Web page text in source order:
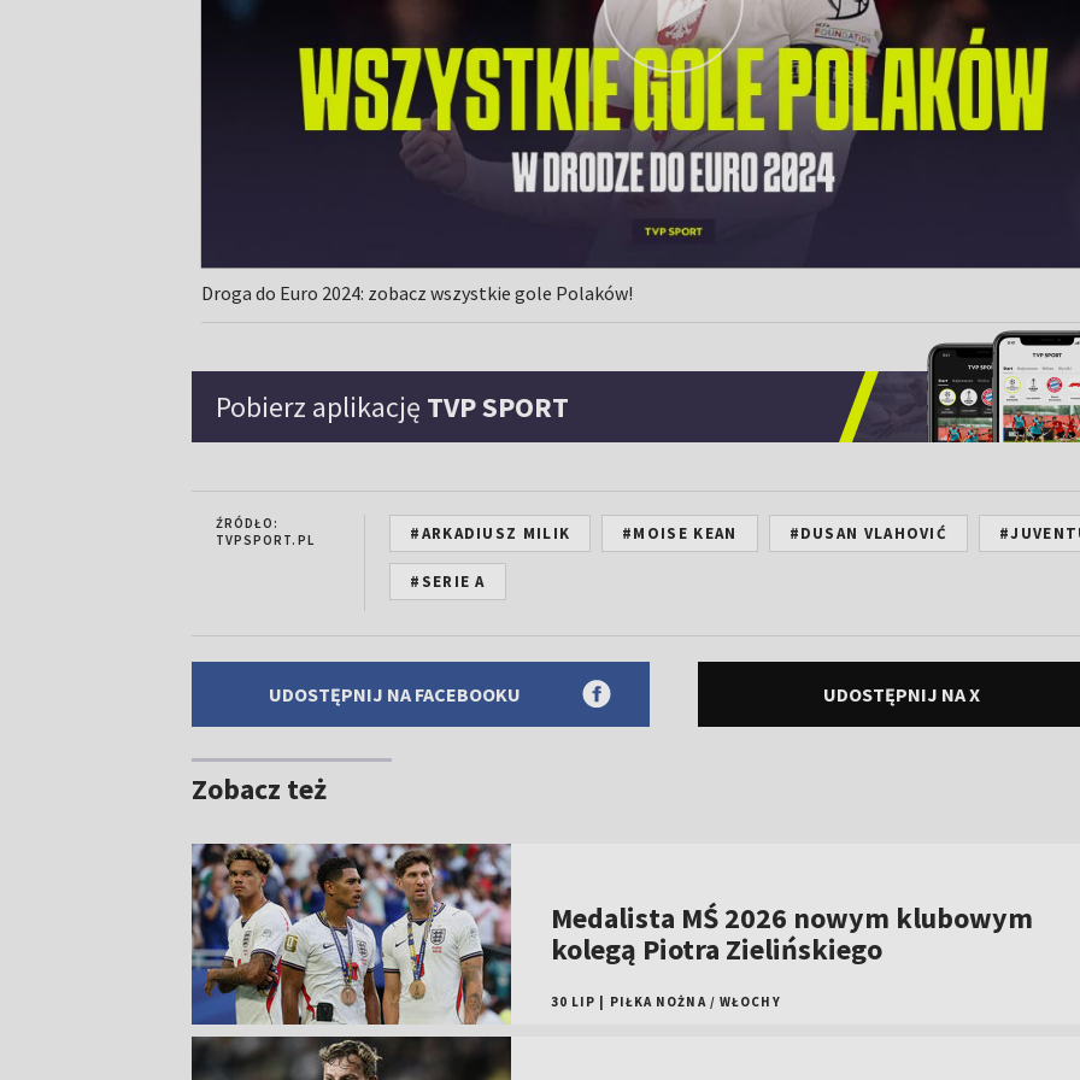
Droga do Euro 2024: zobacz wszystkie gole Polaków!
Pobierz aplikację TVP SPORT
ŹRÓDŁO:
TVPSPORT.PL
#ARKADIUSZ MILIK #MOISE KEAN #DUSAN VLAHOVIĆ
#SERIE A
UDOSTĘPNIJ NA FACEBOOKU UDOSTĘPNIJ NA X
Zobacz też
Medalista MŚ 2026 nowym klubowym
kolegą Piotra Zielińskiego
30 LIP PIŁKA NOŻNA / WŁOCHY